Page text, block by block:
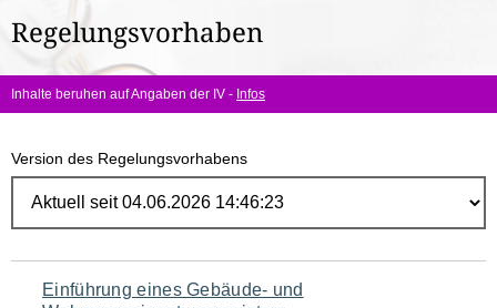
hier:
Regelungsvorhaben
Inhalte beruhen auf Angaben der IV - Infos
Version des Regelungsvorhabens
Navigation
Einführung eines Gebäude- und